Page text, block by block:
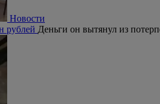
Новости
рублей Деньги он вытянул из